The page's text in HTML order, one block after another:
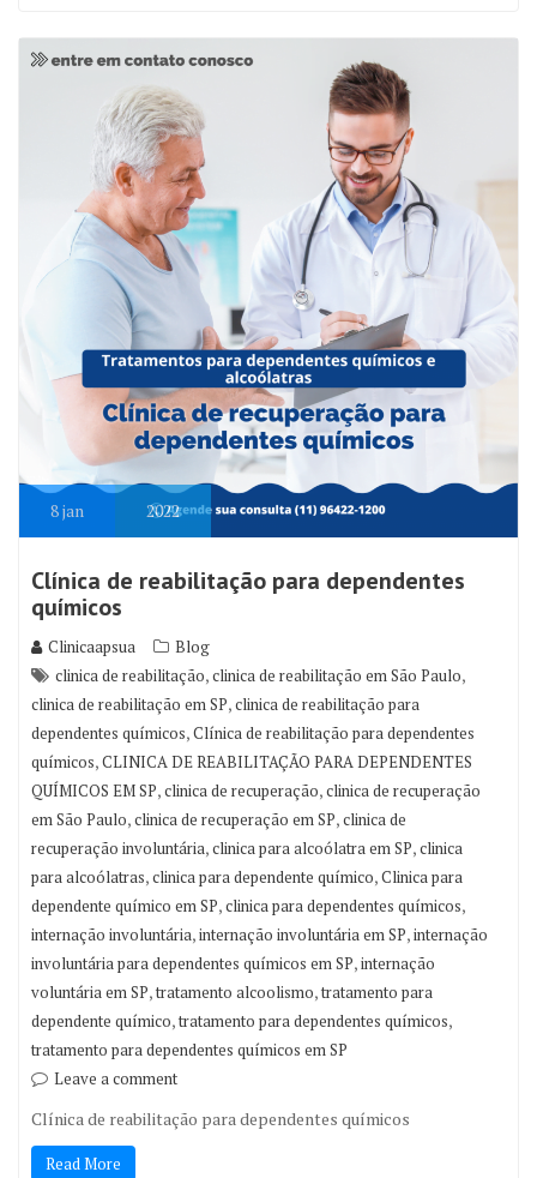
8jan 2022
Clínica de reabilitação para dependentes
químicos
Clinicaapsua
Blog
clinica de reabilitação,clinica de reabilitação em São Paulo,
clinica de reabilitação em SP,clinica de reabilitação para
dependentes químicos,Clínica de reabilitação para dependentes
químicos,CLINICA DE REABILITAÇÃO PARA DEPENDENTES
QUÍMICOS EM SP,clinica de recuperação,clinica de recuperação
em São Paulo,clinica de recuperação em SP,clinica de
recuperação involuntária,clinica para alcoólatra em SP,clinica
para alcoólatras,clinica para dependente químico,Clinica para
dependente químico em SP,clinica para dependentes químicos,
internação involuntária,internação involuntária em SP,internação
involuntária para dependentes químicos em SP,internação
voluntária em SP,tratamento alcoolismo,tratamento para
dependente químico,tratamento para dependentes químicos,
tratamento para dependentes químicos em SP
Leave a comment
Clínica de reabilitação para dependentes químicos
Read More